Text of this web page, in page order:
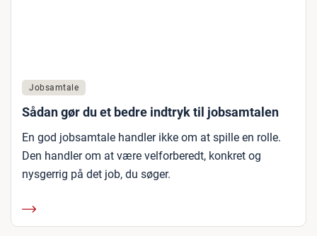
Jobsamtale
Sådan gør du et bedre indtryk til jobsamtalen
En god jobsamtale handler ikke om at spille en rolle.
Den handler om at være velforberedt, konkret og
nysgerrig på det job, du søger.